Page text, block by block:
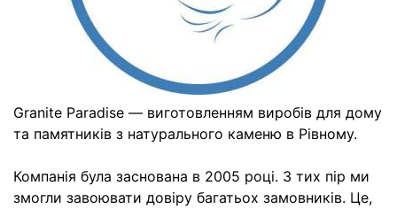
Granite Paradise — виготовленням виробів для дому
та памятників з натурального каменю в Рівному.
Компанія була заснована в 2005 році. З тих пір ми
змогли завоювати довіру багатьох замовників. Це,